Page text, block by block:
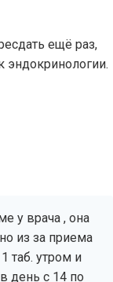
ещё раз,
эндокринологии.
у врача , она
из за приема
таб. утром и
день с 14 по